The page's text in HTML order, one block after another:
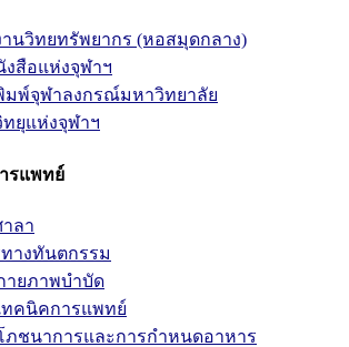
นวิทยทรัพยากร (หอสมุดกลาง)
สือแห่งจุฬาฯ
มพ์จุฬาลงกรณ์มหาวิทยาลัย
ยุแห่งจุฬาฯ
รแพทย์
ลา
างทันตกรรม
ายภาพบำบัด
ทคนิคการแพทย์
ภชนาการและการกำหนดอาหาร